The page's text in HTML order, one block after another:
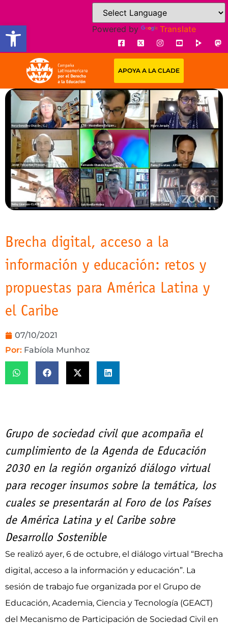
Open toolbarPowered by Translate
APOYA A LA CLADE
Brecha digital, acceso a la
información y educación: retos y
propuestas para América Latina y
el Caribe
07/10/2021
Por: Fabíola Munhoz
Grupo de sociedad civil que acompaña el
cumplimiento de la Agenda de Educación
2030 en la región organizó diálogo virtual
para recoger insumos sobre la temática, los
cuales se presentarán al Foro de los Países
de América Latina y el Caribe sobre
Desarrollo Sostenible
Se realizó ayer, 6 de octubre, el diálogo virtual “Brecha
digital, acceso a la información y educación”. La
sesión de trabajo fue organizada por el Grupo de
Educación, Academia, Ciencia y Tecnología (GEACT)
del Mecanismo de Participación de Sociedad Civil en